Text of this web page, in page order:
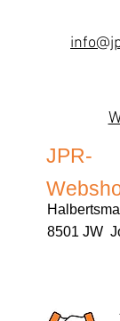
JPR-
8501 JW